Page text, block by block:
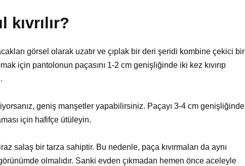
kıvrılır?
görsel olarak uzatır ve çıplak bir deri şeridi kombine çekici bir
için pantolonun paçasını 1-2 cm genişliğinde iki kez kıvırıp
geniş manşetler yapabilirsiniz. Paçayı 3-4 cm genişliğinde
için hafifçe ütüleyin.
salaş bir tarza sahiptir. Bu nedenle, paça kıvırmaları da aynı
olmalıdır. Sanki evden çıkmadan hemen önce aceleyle